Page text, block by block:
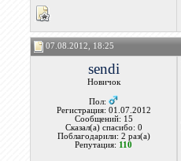
07.08.2012, 18:25
sendi
Новичок
Пол:
Регистрация: 01.07.2012
Сообщений: 15
Сказал(а) спасибо: 0
Поблагодарили: 2 раз(а)
Репутация: 110